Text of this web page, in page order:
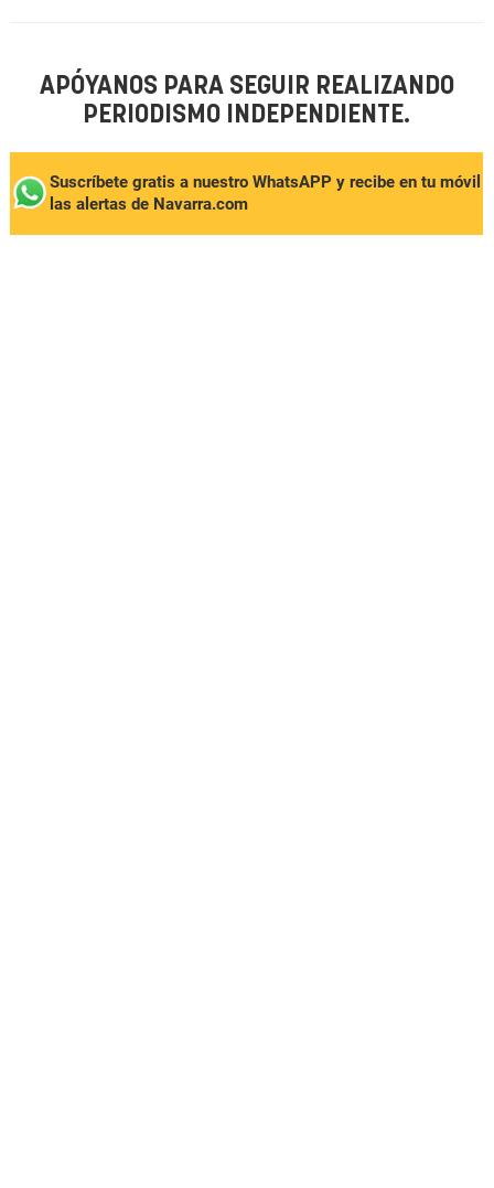
APÓYANOS PARA SEGUIR REALIZANDO
PERIODISMO INDEPENDIENTE.
Suscríbete gratis a nuestro WhatsAPP y recibe en tu móvil
las alertas de Navarra.com